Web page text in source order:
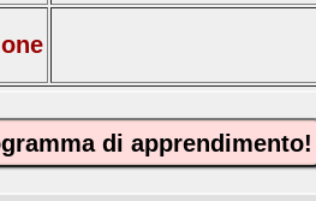
di apprendimento!